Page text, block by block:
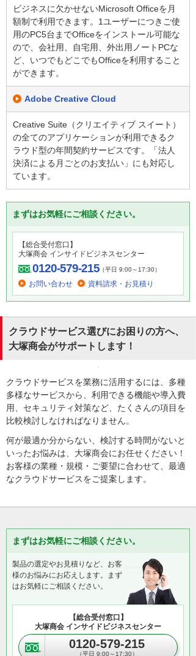
ビジネスに欠かせないMicrosoft Officeを月
額制で利用できます。1ユーザーにつきご使
用のPC5台までOfficeをインストール可能な
ので、会社用、自宅用、外出用ノートPCな
ど、いつでもどこでもOfficeを利用すること
ができます。
Adobe Creative Cloud
Creative Suite（クリエイティブ スイート）
の全てのアプリケーションが利用できるク
ラウド型の年間契約サービスです。「法人
決済による月ごとのお支払い」にも対応し
ています。
まずはお気軽にご相談ください。
【総合受付窓口】
大塚商会 インサイドビジネスセンター
0120-579-215（平日 9:00～17:30）
お問い合わせ 資料請求・お見積り
クラウドサービス選びにお困りの方へ、
大塚商会がサポートします！
クラウドサービスを業務に活用するには、多種
多様なサービスから、利用できる機能や導入費
用、セキュリティ対策など、たくさんの項目を
比較検討しなければなりません。
何が最適か分からない、検討する時間がないと
いったお悩みは、大塚商会にお任せください！
お客様の業種・規模・ご要望に合わせて、最適
なクラウドサービスをご提案します。
まずはお気軽にご相談ください。
製品の選定やお見積りなど、お客
様のお悩みにお応えします。まず
はお気軽にご相談ください。
【総合受付窓口】
大塚商会 インサイドビジネスセンター
0120-579-215
（平日 9:00～17:30）